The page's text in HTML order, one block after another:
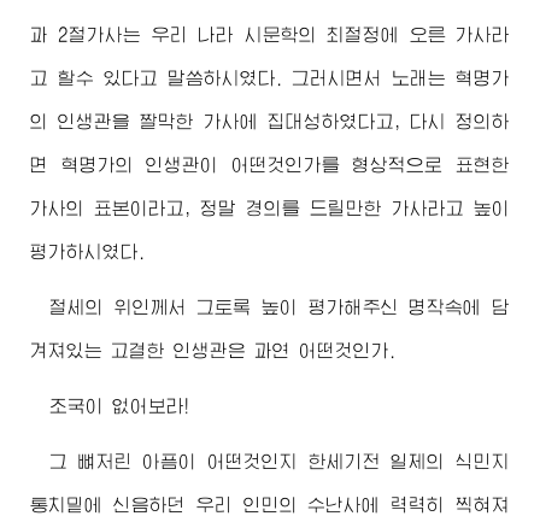
과 2절가사는 우리 나라 시문학의 최절정에 오른 가사라
고 할수 있다고 말씀하시였다. 그러시면서 노래는 혁명가
의 인생관을 짤막한 가사에 집대성하였다고, 다시 정의하
면 혁명가의 인생관이 어떤것인가를 형상적으로 표현한
가사의 표본이라고, 정말 경의를 드릴만한 가사라고 높이
평가하시였다.
절세의 위인께서 그토록 높이 평가해주신 명작속에 담
겨져있는 고결한 인생관은 과연 어떤것인가.
조국이 없어보라!
그 뼈저린 아픔이 어떤것인지 한세기전 일제의 식민지
통치밑에 신음하던 우리 인민의 수난사에 력력히 찍혀져